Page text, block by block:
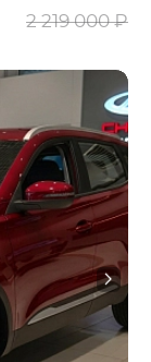
2 219 000 ₽